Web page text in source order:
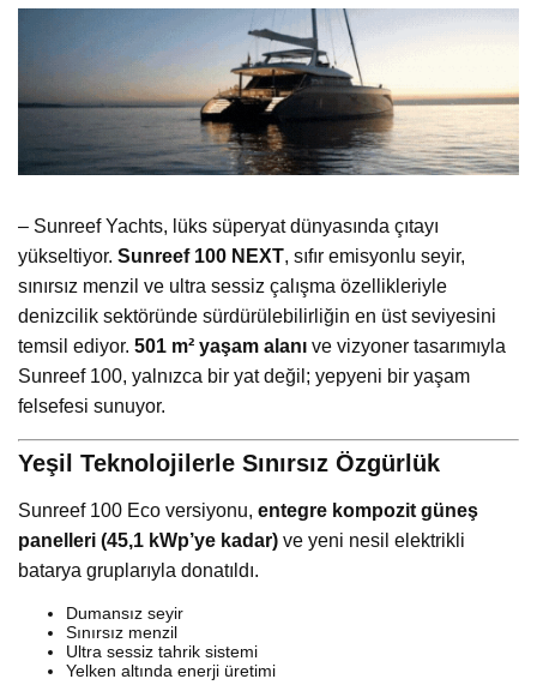
– Sunreef Yachts, lüks süperyat dünyasında çıtayı
yükseltiyor. Sunreef 100 NEXT, sıfır emisyonlu seyir,
sınırsız menzil ve ultra sessiz çalışma özellikleriyle
denizcilik sektöründe sürdürülebilirliğin en üst seviyesini
temsil ediyor. 501 m² yaşam alanı ve vizyoner tasarımıyla
Sunreef 100, yalnızca bir yat değil; yepyeni bir yaşam
felsefesi sunuyor.
Yeşil Teknolojilerle Sınırsız Özgürlük
Sunreef 100 Eco versiyonu, entegre kompozit güneş
panelleri (45,1 kWp’ye kadar) ve yeni nesil elektrikli
batarya gruplarıyla donatıldı.
Dumansız seyir
Sınırsız menzil
Ultra sessiz tahrik sistemi
Yelken altında enerji üretimi